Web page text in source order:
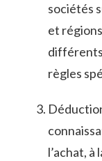
‌sociétés
⁢et
règles
l’achat,⁤